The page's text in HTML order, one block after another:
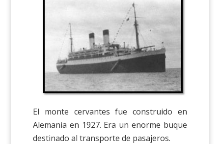
El monte cervantes fue construido en
Alemania en 1927. Era un enorme buque
destinado al transporte de pasajeros.